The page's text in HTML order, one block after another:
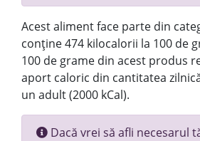
Acest aliment face parte din
conține 474 kilocalorii la 100 de
100 de grame din acest produs
aport caloric din cantitatea
un adult (2000 kCal).
Dacă vrei să afli necesarul